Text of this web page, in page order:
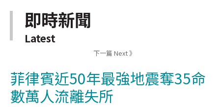
即時新聞
Latest
下一篇 Next 》
菲律賓近50年最強地震奪35命
數萬人流離失所